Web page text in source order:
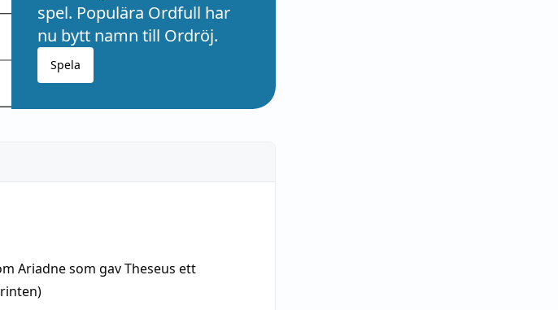
spel. Populära Ordfull har
nu bytt namn till Ordröj.
Spela
Ariadne som gav Theseus ett